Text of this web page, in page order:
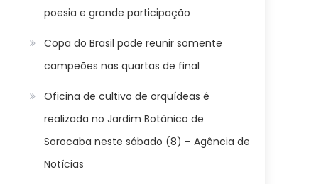
poesia e grande participação
Copa do Brasil pode reunir somente
campeões nas quartas de final
Oficina de cultivo de orquídeas é
realizada no Jardim Botânico de
Sorocaba neste sábado (8) – Agência de
Notícias